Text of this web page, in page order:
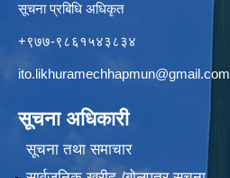
सूचना प्रबिधि अधिकृत
+९७७-९८६१५४३८३४
ito.likhuramechhapmun@gmail.com
सूचना अधिकारी
सूचना तथा समाचार